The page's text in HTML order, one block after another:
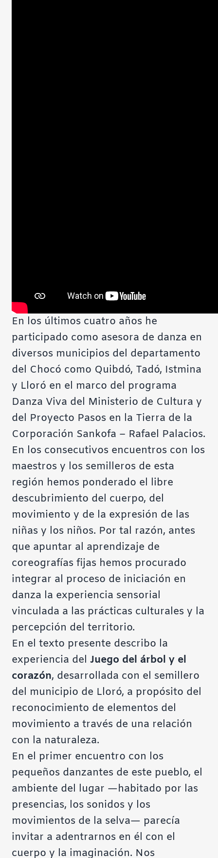
En los últimos cuatro años he
participado como asesora de danza en
diversos municipios del departamento
del Chocó como Quibdó, Tadó, Istmina
y Lloró en el marco del programa
Danza Viva del Ministerio de Cultura y
del Proyecto Pasos en la Tierra de la
Corporación Sankofa – Rafael Palacios.
En los consecutivos encuentros con los
maestros y los semilleros de esta
región hemos ponderado el libre
descubrimiento del cuerpo, del
movimiento y de la expresión de las
niñas y los niños. Por tal razón, antes
que apuntar al aprendizaje de
coreografías fijas hemos procurado
integrar al proceso de iniciación en
danza la experiencia sensorial
vinculada a las prácticas culturales y la
percepción del territorio.
En el texto presente describo la
experiencia del Juego del árbol y el
corazón, desarrollada con el semillero
del municipio de Lloró, a propósito del
reconocimiento de elementos del
movimiento a través de una relación
con la naturaleza.
En el primer encuentro con los
pequeños danzantes de este pueblo, el
ambiente del lugar —habitado por las
presencias, los sonidos y los
movimientos de la selva— parecía
invitar a adentrarnos en él con el
cuerpo y la imaginación. Nos